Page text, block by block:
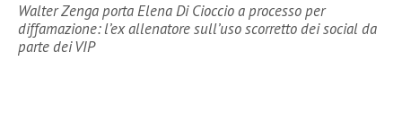
Walter Zenga porta Elena Di Cioccio a processo per
diffamazione: l’ex allenatore sull’uso scorretto dei social da
parte dei VIP